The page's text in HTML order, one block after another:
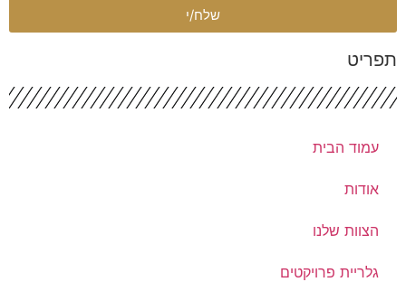
שלח/י
עמוד הבית
אודות
הצוות שלנו
גלריית פרויקטים